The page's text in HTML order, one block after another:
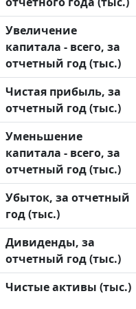
Увеличение
капитала - всего, за
отчетный год (тыс.)
Чистая прибыль, за
отчетный год (тыс.)
Уменьшение
капитала - всего, за
отчетный год (тыс.)
Убыток, за отчетный
год (тыс.)
Дивиденды, за
отчетный год (тыс.)
Чистые активы (тыс.)